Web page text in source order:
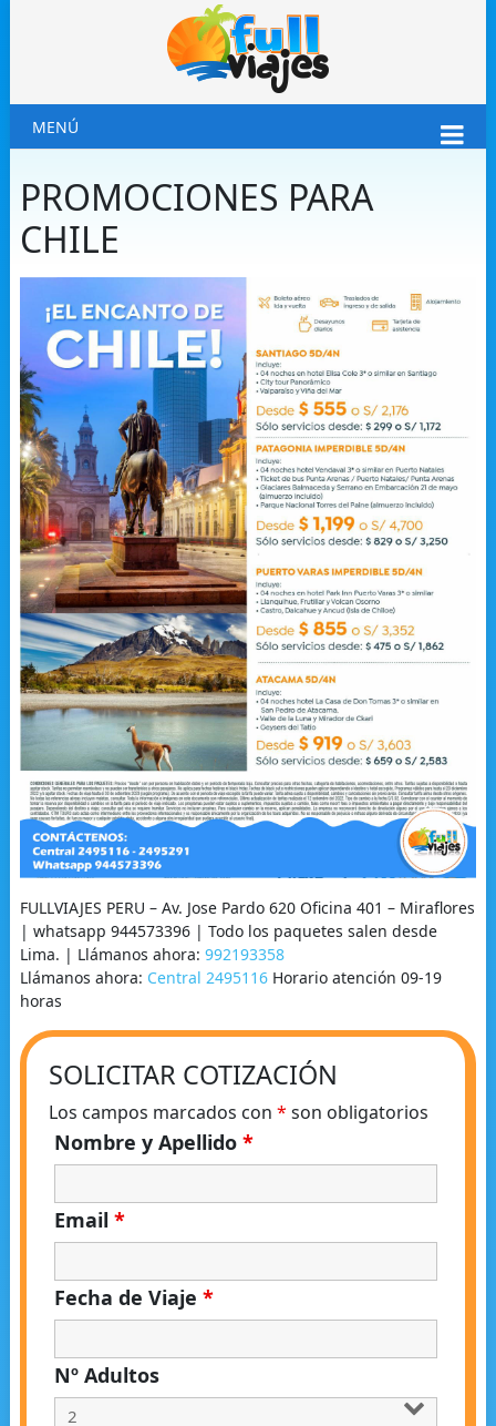
MENÚ
PROMOCIONES PARA
CHILE
FULLVIAJES PERU – Av. Jose Pardo 620 Oficina 401 – Miraflores
| whatsapp 944573396 | Todo los paquetes salen desde
Lima. | Llámanos ahora: 992193358
Llámanos ahora: Central 2495116Horario atención 09-19
horas
SOLICITAR COTIZACIÓN
Los campos marcados con * son obligatorios
Nombre y Apellido *
Email *
Fecha de Viaje *
Nº Adultos